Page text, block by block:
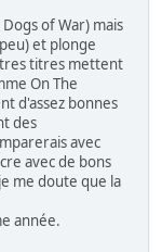
of War) mais
et plonge
titres mettent
On The
d'assez bonnes
des
avec
avec de bons
me doute que la
année.